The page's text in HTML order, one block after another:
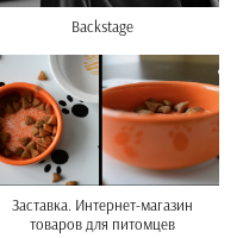
Backstage
Заставка. Интернет-магазин
товаров для питомцев